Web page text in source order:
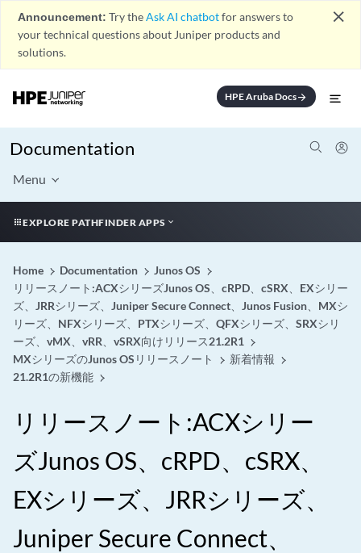
Announcement: Try theAsk AI chatbotfor answers to
your technical questions about Juniper products and
solutions.
close
HPE Aruba Docsarrow_forward
Documentation
Menu
EXPLORE PATHFINDER APPS
Home Documentation
Junos OS
リリースノート:ACXシリーズJunos OS、cRPD、cSRX、EXシリー
ズ、JRRシリーズ、Juniper Secure Connect、Junos Fusion、MXシ
リーズ、NFXシリーズ、PTXシリーズ、QFXシリーズ、SRXシリ
ーズ、vMX、vRR、vSRX向けリリース21.2R1
MXシリーズのJunos OSリリースノート
新着情報
21.2R1の新機能
リリースノート:ACXシリー
ズJunos OS、cRPD、cSRX、
EXシリーズ、JRRシリーズ、
Juniper Secure Connect、